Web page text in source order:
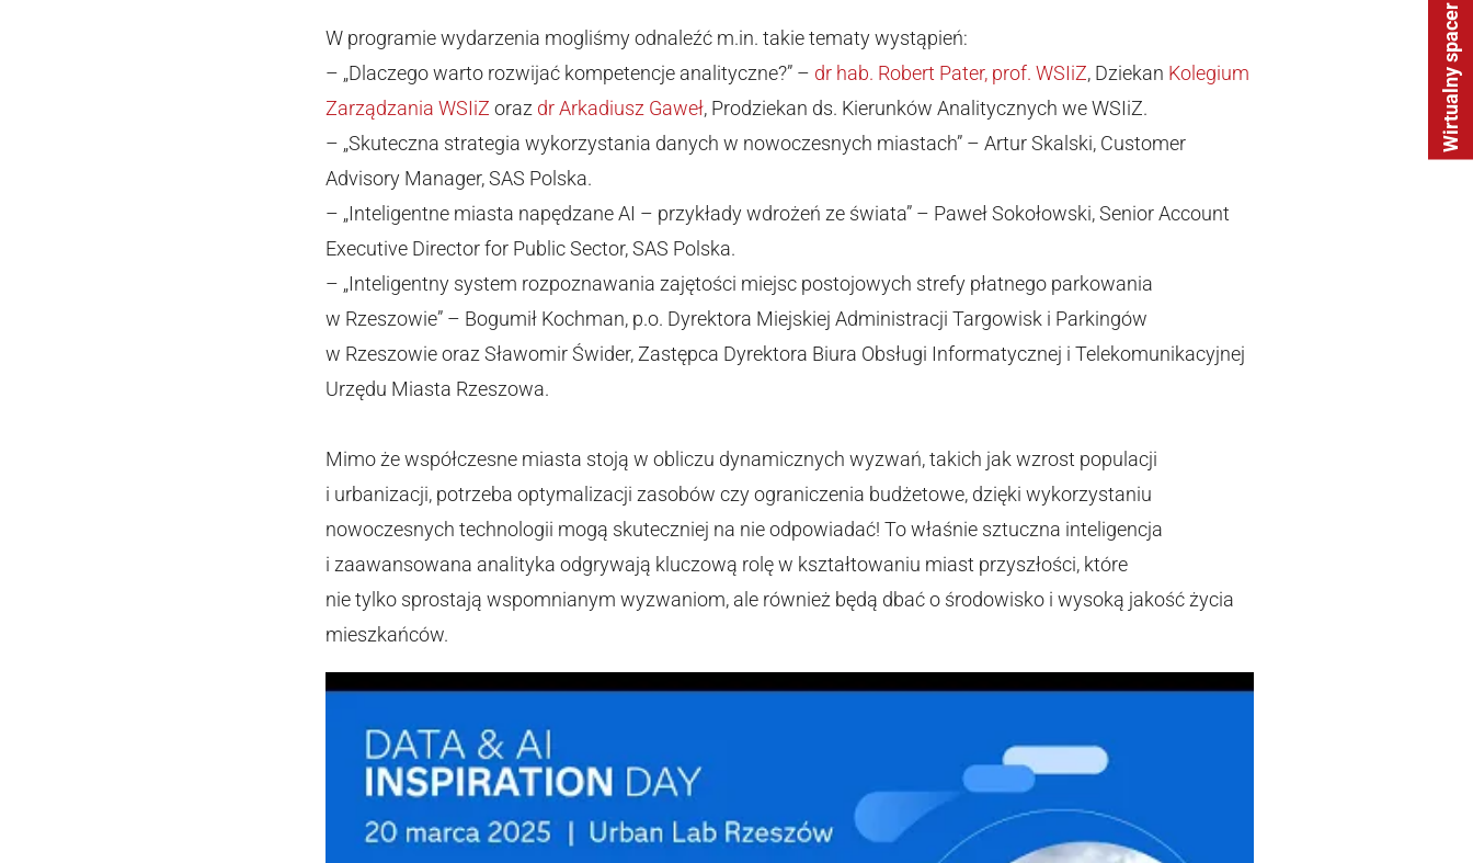
Wirtualny spacer
W programie wydarzenia mogliśmy odnaleźć m.in. takie tematy wystąpień:
– „Dlaczego warto rozwijać kompetencje analityczne?” – dr hab. Robert Pater, prof. WSIiZ, Dziekan Kolegium
Zarządzania WSIiZ oraz dr Arkadiusz Gaweł, Prodziekan ds. Kierunków Analitycznych we WSIiZ.
– „Skuteczna strategia wykorzystania danych w nowoczesnych miastach” – Artur Skalski, Customer
Advisory Manager, SAS Polska.
– „Inteligentne miasta napędzane AI – przykłady wdrożeń ze świata” – Paweł Sokołowski, Senior Account
Executive Director for Public Sector, SAS Polska.
– „Inteligentny system rozpoznawania zajętości miejsc postojowych strefy płatnego parkowania
w Rzeszowie” – Bogumił Kochman, p.o. Dyrektora Miejskiej Administracji Targowisk i Parkingów
w Rzeszowie oraz Sławomir Świder, Zastępca Dyrektora Biura Obsługi Informatycznej i Telekomunikacyjnej
Urzędu Miasta Rzeszowa.
Mimo że współczesne miasta stoją w obliczu dynamicznych wyzwań, takich jak wzrost populacji
i urbanizacji, potrzeba optymalizacji zasobów czy ograniczenia budżetowe, dzięki wykorzystaniu
nowoczesnych technologii mogą skuteczniej na nie odpowiadać! To właśnie sztuczna inteligencja
i zaawansowana analityka odgrywają kluczową rolę w kształtowaniu miast przyszłości, które
nie tylko sprostają wspomnianym wyzwaniom, ale również będą dbać o środowisko i wysoką jakość życia
mieszkańców.